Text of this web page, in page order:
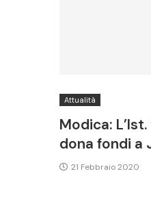
Attualità
Modica:
dona fondi a
21 Febbraio 2020